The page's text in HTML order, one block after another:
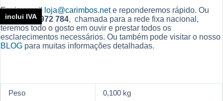
Envieemail loja@carimbos.nete reponderemos rápido. Ou
Ligue 212 972 784, chamada para a rede fixa nacional,
teremos todo o gosto em ouvir e prestar todos os
esclarecimentos necessários. Ou também pode visitar o nosso
BLOG para muitas informações detalhadas.
Peso
0,100 kg
inclui IVA